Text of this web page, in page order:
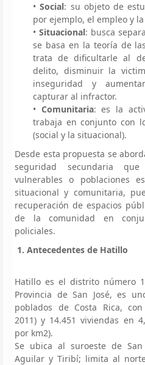
•Social: su objeto de
por ejemplo, el empleo y
• Situacional: busca
se basa en la teoría de
trata de dificultarle al
delito, disminuir la
inseguridad y
capturar al infractor.
• Comunitaria: es la
trabaja en conjunto con
(social y la situacional).
Desde esta propuesta se
seguridad secundaria
vulnerables o poblaciones
situacional y comunitaria,
recuperación de espacios
de la comunidad en
policiales.
1. Antecedentes de Hatillo
Hatillo es el distrito número
Provincia de San José, es
poblados de Costa Rica,
2011) y 14.451 viviendas en
por km2).
Se ubica al suroeste de
Aguilar y Tiribí; limita al